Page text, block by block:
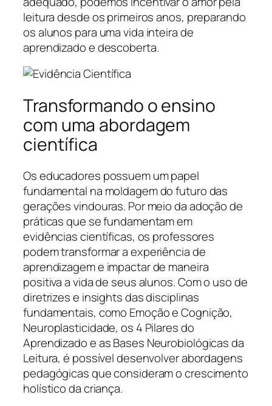
leitura desde os primeiros anos, preparando
os alunos para uma vida inteira de
aprendizado e descoberta.
Transformando o ensino
com uma abordagem
científica
Os educadores possuem um papel
fundamental na moldagem do futuro das
gerações vindouras. Por meio da adoção de
práticas que se fundamentam em
evidências científicas, os professores
podem transformar a experiência de
aprendizagem e impactar de maneira
positiva a vida de seus alunos. Com o uso de
diretrizes e insights das disciplinas
fundamentais, como Emoção e Cognição,
Neuroplasticidade, os 4 Pilares do
Aprendizado e as Bases Neurobiológicas da
Leitura, é possível desenvolver abordagens
pedagógicas que consideram o crescimento
holístico da criança.